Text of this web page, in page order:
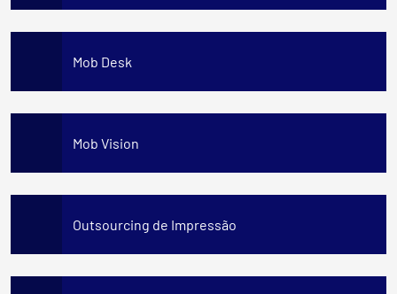
Mob Desk
Mob Vision
Outsourcing de Impressão